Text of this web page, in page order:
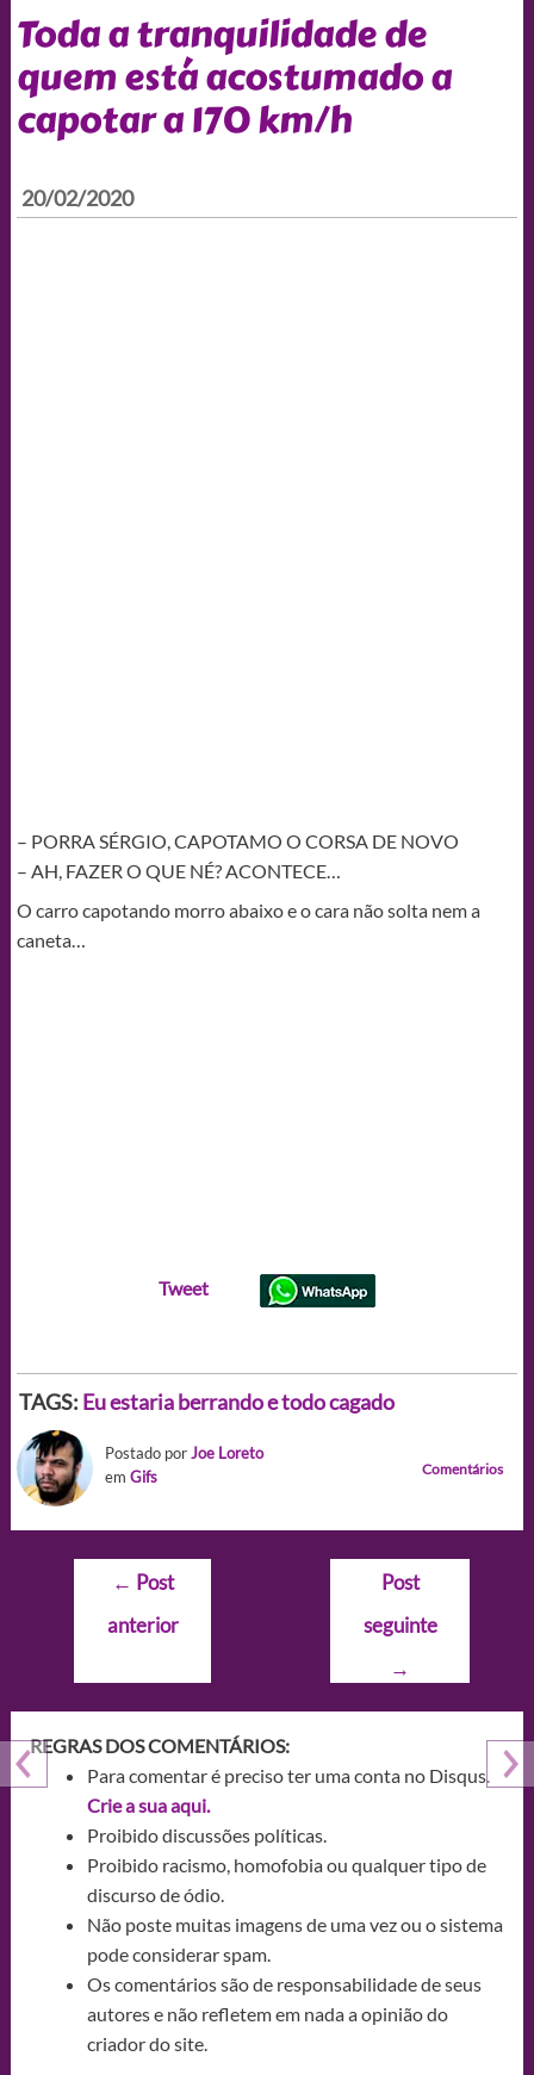
Toda a tranquilidade de
quem está acostumado a
capotar a 170 km/h
20/02/2020
– PORRA SÉRGIO, CAPOTAMO O CORSA DE NOVO
– AH, FAZER O QUE NÉ? ACONTECE…
O carro capotando morro abaixo e o cara não solta nem a
caneta…
Tweet
TAGS: Eu estaria berrando e todo cagado
Postado porJoe Loreto
em Gifs Comentários
Navegação
Post
← Post
anterior
Post
seguinte
→
REGRAS DOS COMENTÁRIOS:
Para comentar é preciso ter uma conta no Disqus.
Crie a sua aqui.
Proibido discussões políticas.
Proibido racismo, homofobia ou qualquer tipo de
discurso de ódio.
Não poste muitas imagens de uma vez ou o sistema
pode considerar spam.
Os comentários são de responsabilidade de seus
autores e não refletem em nada a opinião do
criador do site.